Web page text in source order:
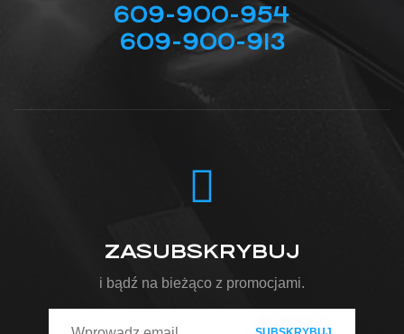
609-900-954
609-900-913
ZASUBSKRYBUJ
i bądź na bieżąco z promocjami.